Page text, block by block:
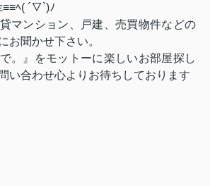
ﾍ( ´▽`)ﾉ
マンション、戸建、売買物件などの
お聞かせ下さい。
。』をモットーに楽しいお部屋探し
い合わせ心よりお待ちしております